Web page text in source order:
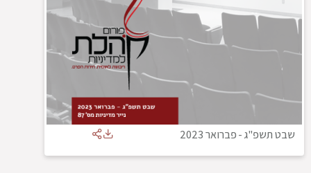
שבט תשפ"ג-פברואר 2023